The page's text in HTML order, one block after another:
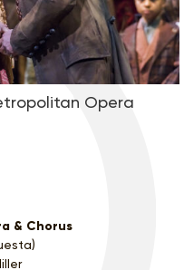
Opera
& Chorus